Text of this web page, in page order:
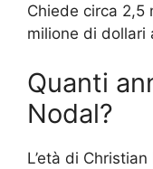
Chiede circa 2,5
milione di dollari
Quanti
Nodal?
L’età di